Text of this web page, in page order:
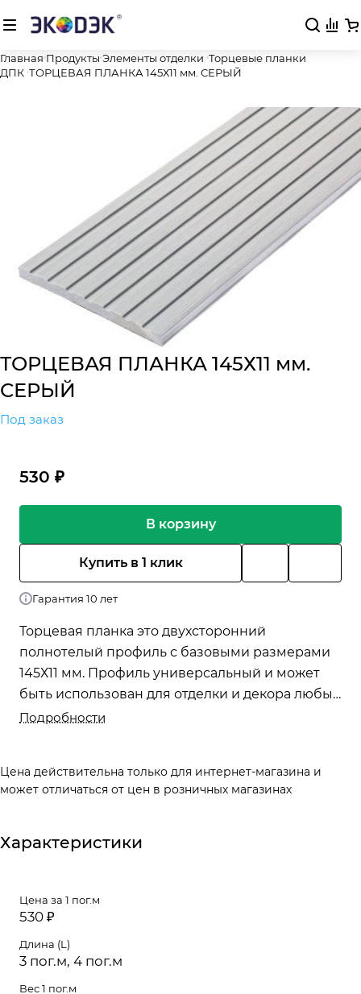
Главная Продукты Элементы отделки Торцевые планки
ДПК ТОРЦЕВАЯ ПЛАНКА 145Х11 мм. СЕРЫЙ
ТОРЦЕВАЯ ПЛАНКА 145Х11 мм.
СЕРЫЙ
Под заказ
530 ₽
В корзину
Купить в 1 клик
Гарантия 10 лет
Торцевая планка это двухсторонний
полнотелый профиль с базовыми размерами
145Х11 мм. Профиль универсальный и может
быть использован для отделки и декора любых
объектов, в т.ч. использован в качестве
Подробности
Цена действительна только для интернет-магазина и
может отличаться от цен в розничных магазинах
Характеристики
Цена за 1 пог.м
530 ₽
Длина (L)
3 пог.м, 4 пог.м
Вес 1 пог.м